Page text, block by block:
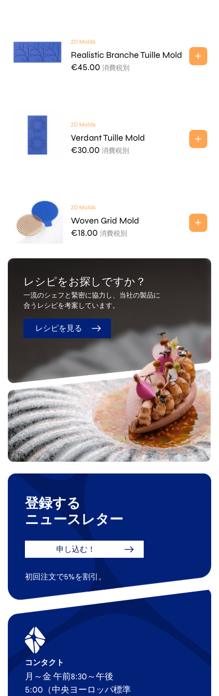
2D Molds
Realistic Branche Tuille Mold
€45.00 消費税別
2D Molds
Verdant Tuille Mold
€30.00 消費税別
2D Molds
Woven Grid Mold
€18.00 消費税別
レシピをお探しですか？
一流のシェフと緊密に協力し、当社の製品に
合うレシピを考案しています。
レシピを見る
登録する
ニュースレター
申し込む！
初回注文で5%を割引。
コンタクト
月～金 午前8:30～午後
5:00（中央ヨーロッパ標準